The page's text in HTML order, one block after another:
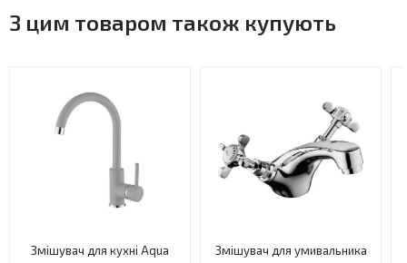
З цим товаром також купують
Змішувач для кухні Aqua
Змішувач для умивальника